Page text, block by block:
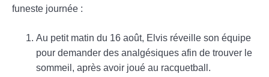
funeste journée :
Au petit matin du 16 août, Elvis réveille son équipe
pour demander des analgésiques afin de trouver le
sommeil, après avoir joué au racquetball.